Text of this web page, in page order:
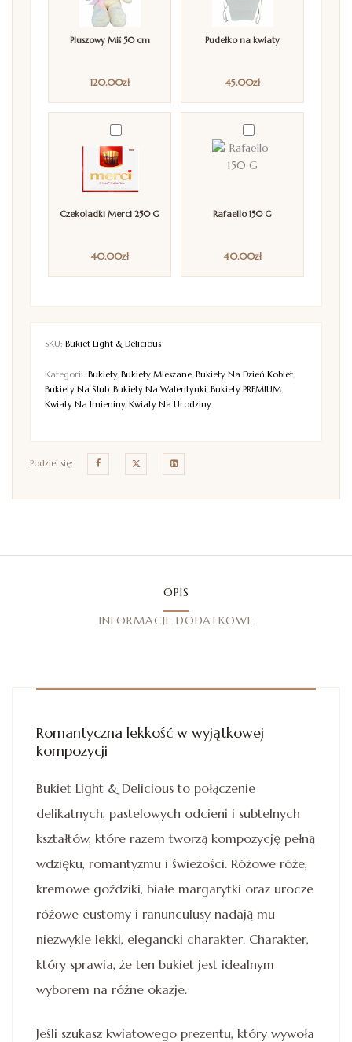
Pluszowy Miś 50 cm
120.00zł
Pudełko na kwiaty
45.00zł
Czekoladki Merci 250 G
40.00zł
Rafaello 150 G
40.00zł
SKU: Bukiet Light & Delicious
Kategorii: Bukiety, Bukiety Mieszane, Bukiety Na Dzień Kobiet,
Bukiety Na Ślub, Bukiety Na Walentynki, Bukiety PREMIUM,
Kwiaty Na Imieniny, Kwiaty Na Urodziny
Podziel się:
OPIS
INFORMACJE DODATKOWE
Romantyczna lekkość w wyjątkowej
kompozycji
Bukiet Light & Delicious to połączenie
delikatnych, pastelowych odcieni i subtelnych
kształtów, które razem tworzą kompozycję pełną
wdzięku, romantyzmu i świeżości. Różowe róże,
kremowe goździki, białe margarytki oraz urocze
różowe eustomy i ranunculusy nadają mu
niezwykle lekki, elegancki charakter. Charakter,
który sprawia, że ten bukiet jest idealnym
wyborem na różne okazje.
Jeśli szukasz kwiatowego prezentu, który wywoła